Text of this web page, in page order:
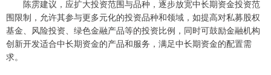
陈雳建议，应扩大投资范围与品种，逐步放宽中长期资金投资范
围限制，允许其参与更多元化的投资品种和领域，如提高对私募股权
基金、风险投资、绿色金融产品等的投资比例，同时可鼓励金融机构
创新开发适合中长期资金的产品和服务，满足中长期资金的配置需
求。